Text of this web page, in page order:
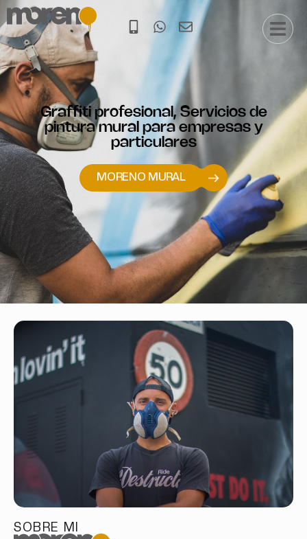
Graffiti profesional, Servicios de
pintura mural para empresas y
particulares
MORENO MURAL
SOBRE MI